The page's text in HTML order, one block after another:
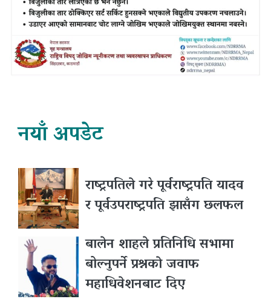
नयाँ अपडेट
राष्ट्रपतिले गरे पूर्वराष्ट्रपति यादव
र पूर्वउपराष्ट्रपति झासँग छलफल
बालेन शाहले प्रतिनिधि सभामा
बोल्नुपर्ने प्रश्नकाे जवाफ
महाधिवेशनबाट दिए